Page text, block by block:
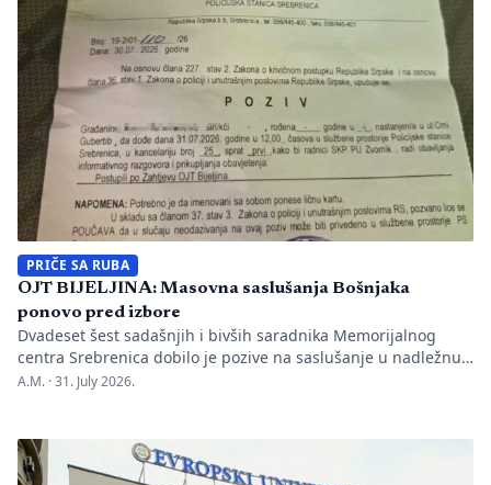
Nakon ranije podnesenih krivičnih prijava i tužbi za klevetu
protiv Anise Mahmutović i odgovornih osoba […]
PRIČE SA RUBA
OJT BIJELJINA: Masovna saslušanja Bošnjaka
ponovo pred izbore
Dvadeset šest sadašnjih i bivših saradnika Memorijalnog
centra Srebrenica dobilo je pozive na saslušanje u nadležnu
policijsku stanicu po nalogu Okružnog javnog tužilaštva u
nakon predstavljanja godišnjeg Izvještaja o negiranju
genocida. Iz Memorijalnog centra upozoravaju da se
A.M. ·31. July 2026.